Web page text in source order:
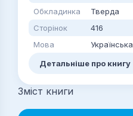
Обкладинка
Тверда
Сторінок
416
Мова
Українська
Детальніше про книгу
Зміст книги